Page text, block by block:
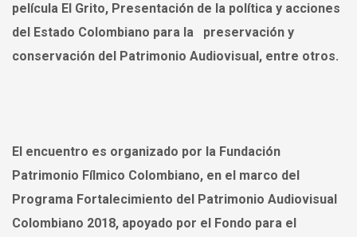
película El Grito, Presentación de la política y acciones
del Estado Colombiano para la preservación y
conservación del Patrimonio Audiovisual, entre otros.
El encuentro es organizado por la Fundación
Patrimonio Fílmico Colombiano, en el marco del
Programa Fortalecimiento del Patrimonio Audiovisual
Colombiano 2018, apoyado por el Fondo para el